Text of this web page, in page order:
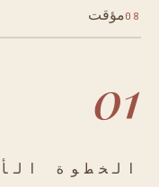
08مؤقت
01
الخطوة